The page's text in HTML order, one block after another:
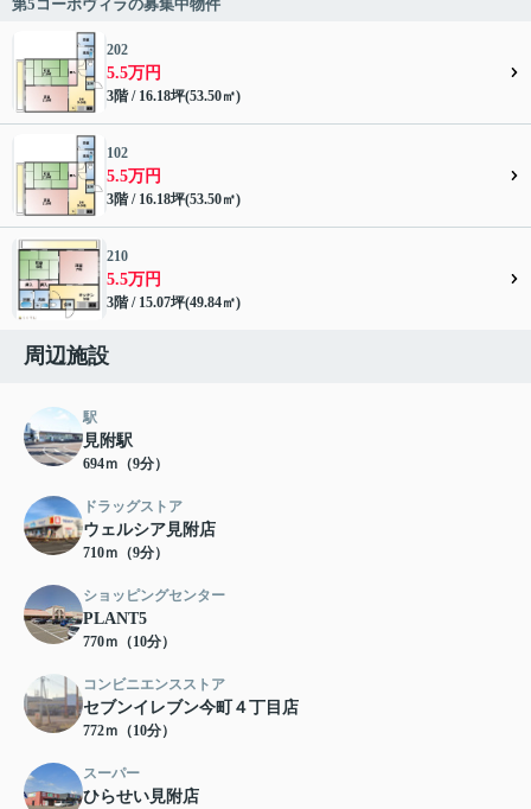
第5コーポヴィラの募集中物件
202
5.5万円
3階 / 16.18坪(53.50㎡)
102
5.5万円
3階 / 16.18坪(53.50㎡)
210
5.5万円
3階 / 15.07坪(49.84㎡)
周辺施設
駅
見附駅
694ｍ（9分）
ドラッグストア
ウェルシア見附店
710ｍ（9分）
ショッピングセンター
PLANT5
770ｍ（10分）
コンビニエンスストア
セブンイレブン今町４丁目店
772ｍ（10分）
スーパー
ひらせい見附店